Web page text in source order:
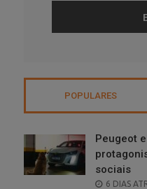
POPULARES
Peugeot
sociais
POSTED
6 DIAS